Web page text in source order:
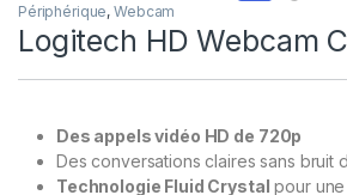
Périphérique,Webcam
Logitech HD Webcam
Des appels vidéo HD de 720p
Des conversations claires sans bruit
Technologie Fluid Crystal pour